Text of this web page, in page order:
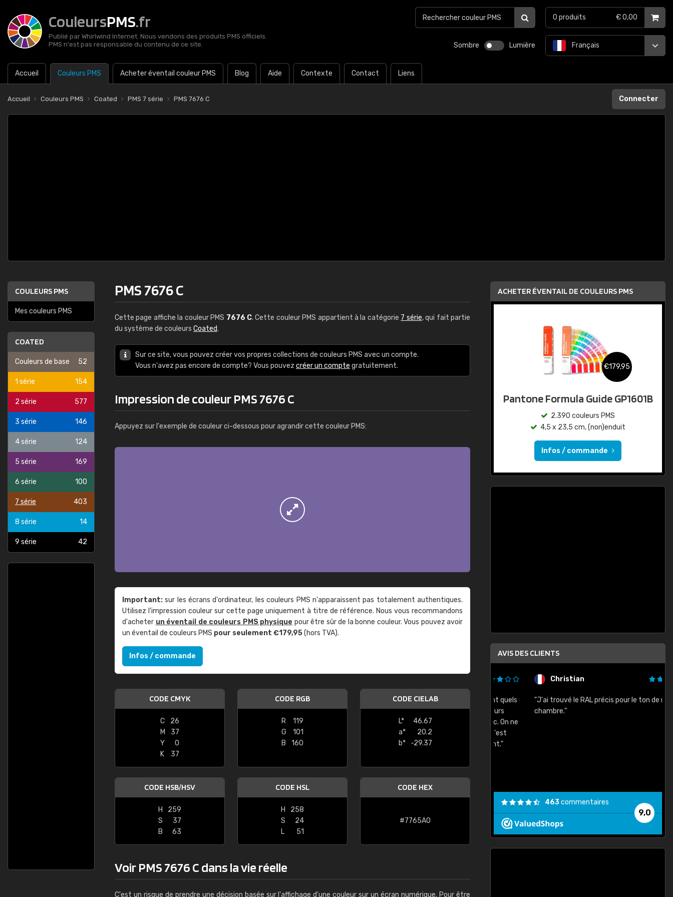
CouleursPMS.fr
Publié par Whirlwind Internet. Nous vendons des produits PMS officiels.
PMS n'est pas responsable du contenu de ce site.
Sombre Lumière
Accueil Couleurs PMS Acheter éventail couleur PMS Blog Aide Contexte Contact Liens
Français
0 produits € 0,00
Accueil Couleurs PMS Coated PMS 7 série PMS 7676 C Connecter
COULEURS PMS
Mes couleurs PMS
COATED
Couleurs de base 52
1 série 154
2 série 577
3 série 146
4 série 124
5 série 169
6 série 100
7 série 403
8 série 14
9 série 42
PMS 7676 C
Cette page affiche la couleur PMS 7676 C. Cette couleur PMS appartient à la catégorie 7 série, qui fait partie
du système de couleurs Coated.
Sur ce site, vous pouvez créer vos propres collections de couleurs PMS avec un compte.
Vous n'avez pas encore de compte? Vous pouvez créer un compte gratuitement.
Impression de couleur PMS 7676 C
Appuyez sur l'exemple de couleur ci-dessous pour agrandir cette couleur PMS:
Important: sur les écrans d'ordinateur, les couleurs PMS n'apparaissent pas totalement authentiques.
Utilisez l'impression couleur sur cette page uniquement à titre de référence. Nous vous recommandons
d'acheter un éventail de couleurs PMS physique pour être sûr de la bonne couleur. Vous pouvez avoir
un éventail de couleurs PMS pour seulement €179,95(hors TVA).
Infos / commande
CODE CMYK
C
26
M
37
Y
0
K
37
CODE RGB
R
119
G
101
B
160
CODE CIELAB
L*
46.67
a*
20.2
b*
-29.37
CODE HSB/HSV
H
259
S
37
B
63
CODE HSL
H
258
S
24
L
51
CODE HEX
#7765A0
Voir PMS 7676 C dans la vie réelle
C'est un risque de prendre une décision basée sur l'affichage d'une couleur sur un écran numérique. Pour être
ACHETER ÉVENTAIL DE COULEURS PMS
€179,95
Pantone Formula Guide GP1601B
2.390 couleurs PMS
4,5 x 23,5 cm, (non)enduit
Infos / commande
AVIS DES CLIENTS
"Le site ne permet pas de voir clairement quels
sont les produits disponibles. Il y a plusieurs
palettes de couleurs: Classic, Design, etc. On ne
comprend pas qui est quoi. La livraison s'est
bien passé et le produit reçu me convient."
Christian
"J'ai trouvé le RAL précis pour le ton de ma
chambre."
9,0
463commentaires